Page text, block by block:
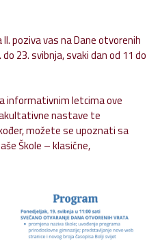
poziva vas na Dane otvorenih
23. svibnja, svaki dan od 11 do
informativnim letcima ove
nastave te
možete se upoznati sa
Škole – klasične,